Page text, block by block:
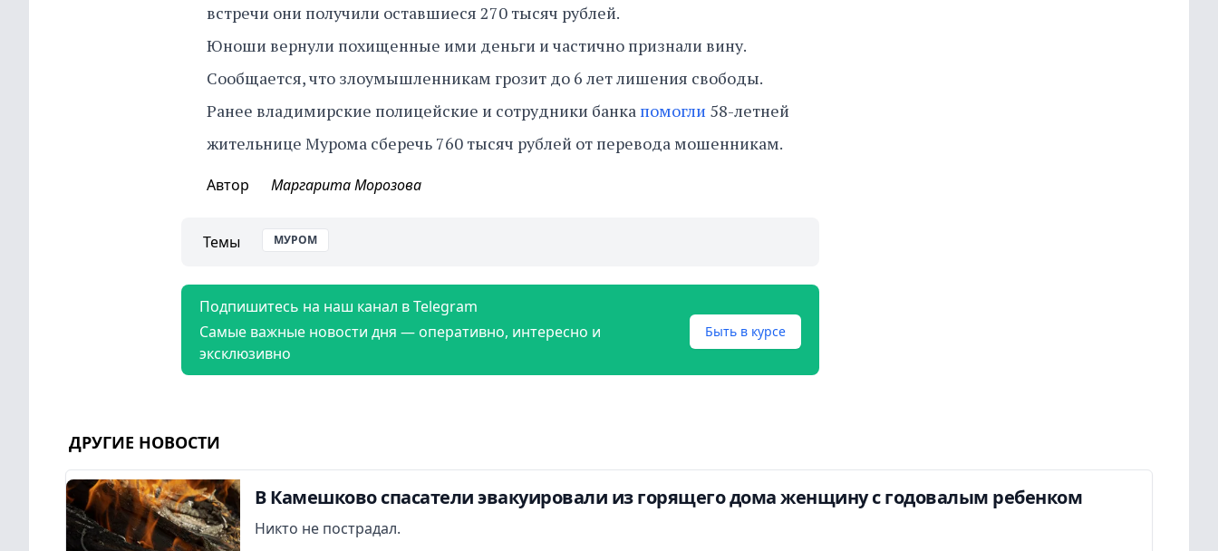
встречи они получили оставшиеся 270 тысяч рублей.
Юноши вернули похищенные ими деньги и частично признали вину.
Сообщается, что злоумышленникам грозит до 6 лет лишения свободы.
Ранее владимирские полицейские и сотрудники банка помогли 58-летней
жительнице Мурома сберечь 760 тысяч рублей от перевода мошенникам.
Автор Маргарита Морозова
Темы МУРОМ
Подпишитесь на наш канал в Telegram
Самые важные новости дня — оперативно, интересно и
эксклюзивно
Быть в курсе
ДРУГИЕ НОВОСТИ
В Камешково спасатели эвакуировали из горящего дома женщину с годовалым ребенком
Никто не пострадал.